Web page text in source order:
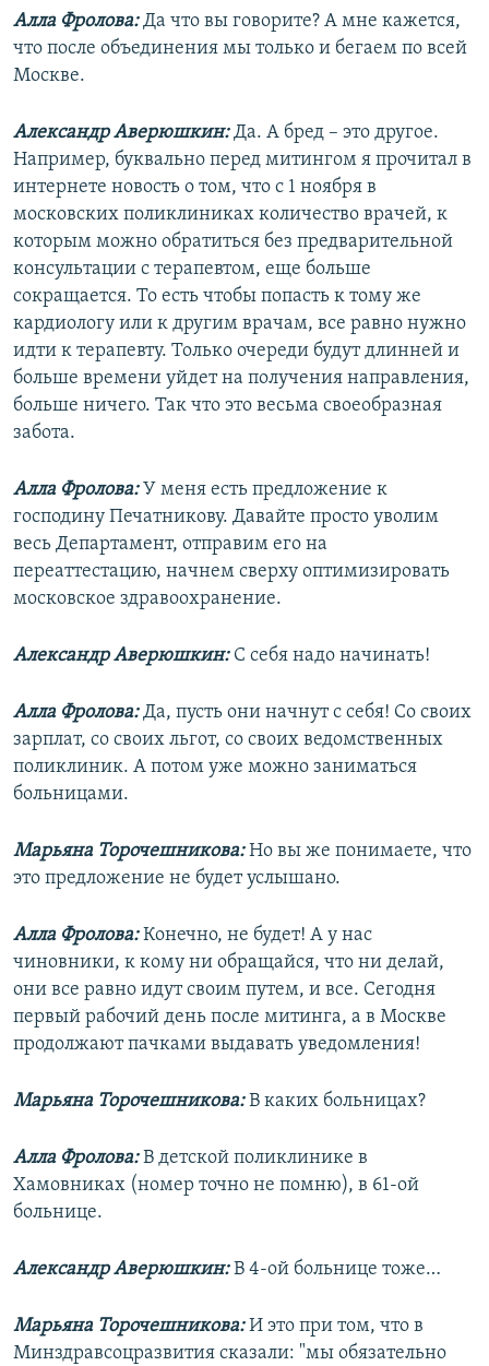
Алла Фролова:Да что вы говорите? А мне кажется,
что после объединения мы только и бегаем по всей
Москве.
Александр Аверюшкин:Да. А бред – это другое.
Например, буквально перед митингом я прочитал в
интернете новость о том, что с 1 ноября в
московских поликлиниках количество врачей, к
которым можно обратиться без предварительной
консультации с терапевтом, еще больше
сокращается. То есть чтобы попасть к тому же
кардиологу или к другим врачам, все равно нужно
идти к терапевту. Только очереди будут длинней и
больше времени уйдет на получения направления,
больше ничего. Так что это весьма своеобразная
забота.
Алла Фролова:У меня есть предложение к
господину Печатникову. Давайте просто уволим
весь Департамент, отправим его на
переаттестацию, начнем сверху оптимизировать
московское здравоохранение.
Александр Аверюшкин:С себя надо начинать!
Алла Фролова:Да, пусть они начнут с себя! Со своих
зарплат, со своих льгот, со своих ведомственных
поликлиник. А потом уже можно заниматься
больницами.
Марьяна Торочешникова:Но вы же понимаете, что
это предложение не будет услышано.
Алла Фролова:Конечно, не будет! А у нас
чиновники, к кому ни обращайся, что ни делай,
они все равно идут своим путем, и все. Сегодня
первый рабочий день после митинга, а в Москве
продолжают пачками выдавать уведомления!
Марьяна Торочешникова:В каких больницах?
Алла Фролова:В детской поликлинике в
Хамовниках (номер точно не помню), в 61-ой
больнице.
Александр Аверюшкин:В 4-ой больнице тоже…
Марьяна Торочешникова:И это при том, что в
Минздравсоцразвития сказали: "мы обязательно